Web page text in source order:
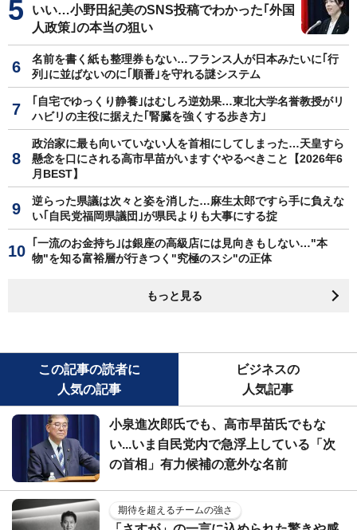
いい…小野田紀美のSNS投稿でわかった｢外国
人政策｣の本当の狙い
名前を書く紙も整理券もない…フランス人が日本みたいに｢行
列｣に並ばないのに｢順番｣を守れる謎システム
｢自宅でゆっくり静養｣はむしろ逆効果…東北大学名誉教授がリ
ハビリの主役に据えた｢腎臓を強くする歩き方｣
政治家に最も向いていない人を首相にしてしまった…天皇すら
懸念を口にされる高市早苗がいますぐやるべきこと【2026年6
月BEST】
逆らった県議は次々と姿を消した…麻生太郎ですら手に負えな
い｢自民党福岡県議団｣が県民よりも大事にする掟
｢一流のお金持ち｣は銀座の高級店には見向きもしない…"本
物"を知る富裕層が行きつく"究極のスシ"の正体
もっと見る
この記事の読者に
人気の記事
ビジネスの
人気記事
小泉進次郎氏でも、高市早苗氏でもな
い...いま自民党内で急浮上している「次
の首相」有力候補の意外な名前
期待を超えるチームの強さ